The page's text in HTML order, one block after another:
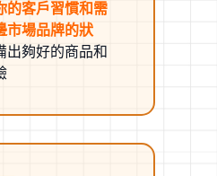
的客戶習慣和需
市場品牌的狀
出夠好的商品和